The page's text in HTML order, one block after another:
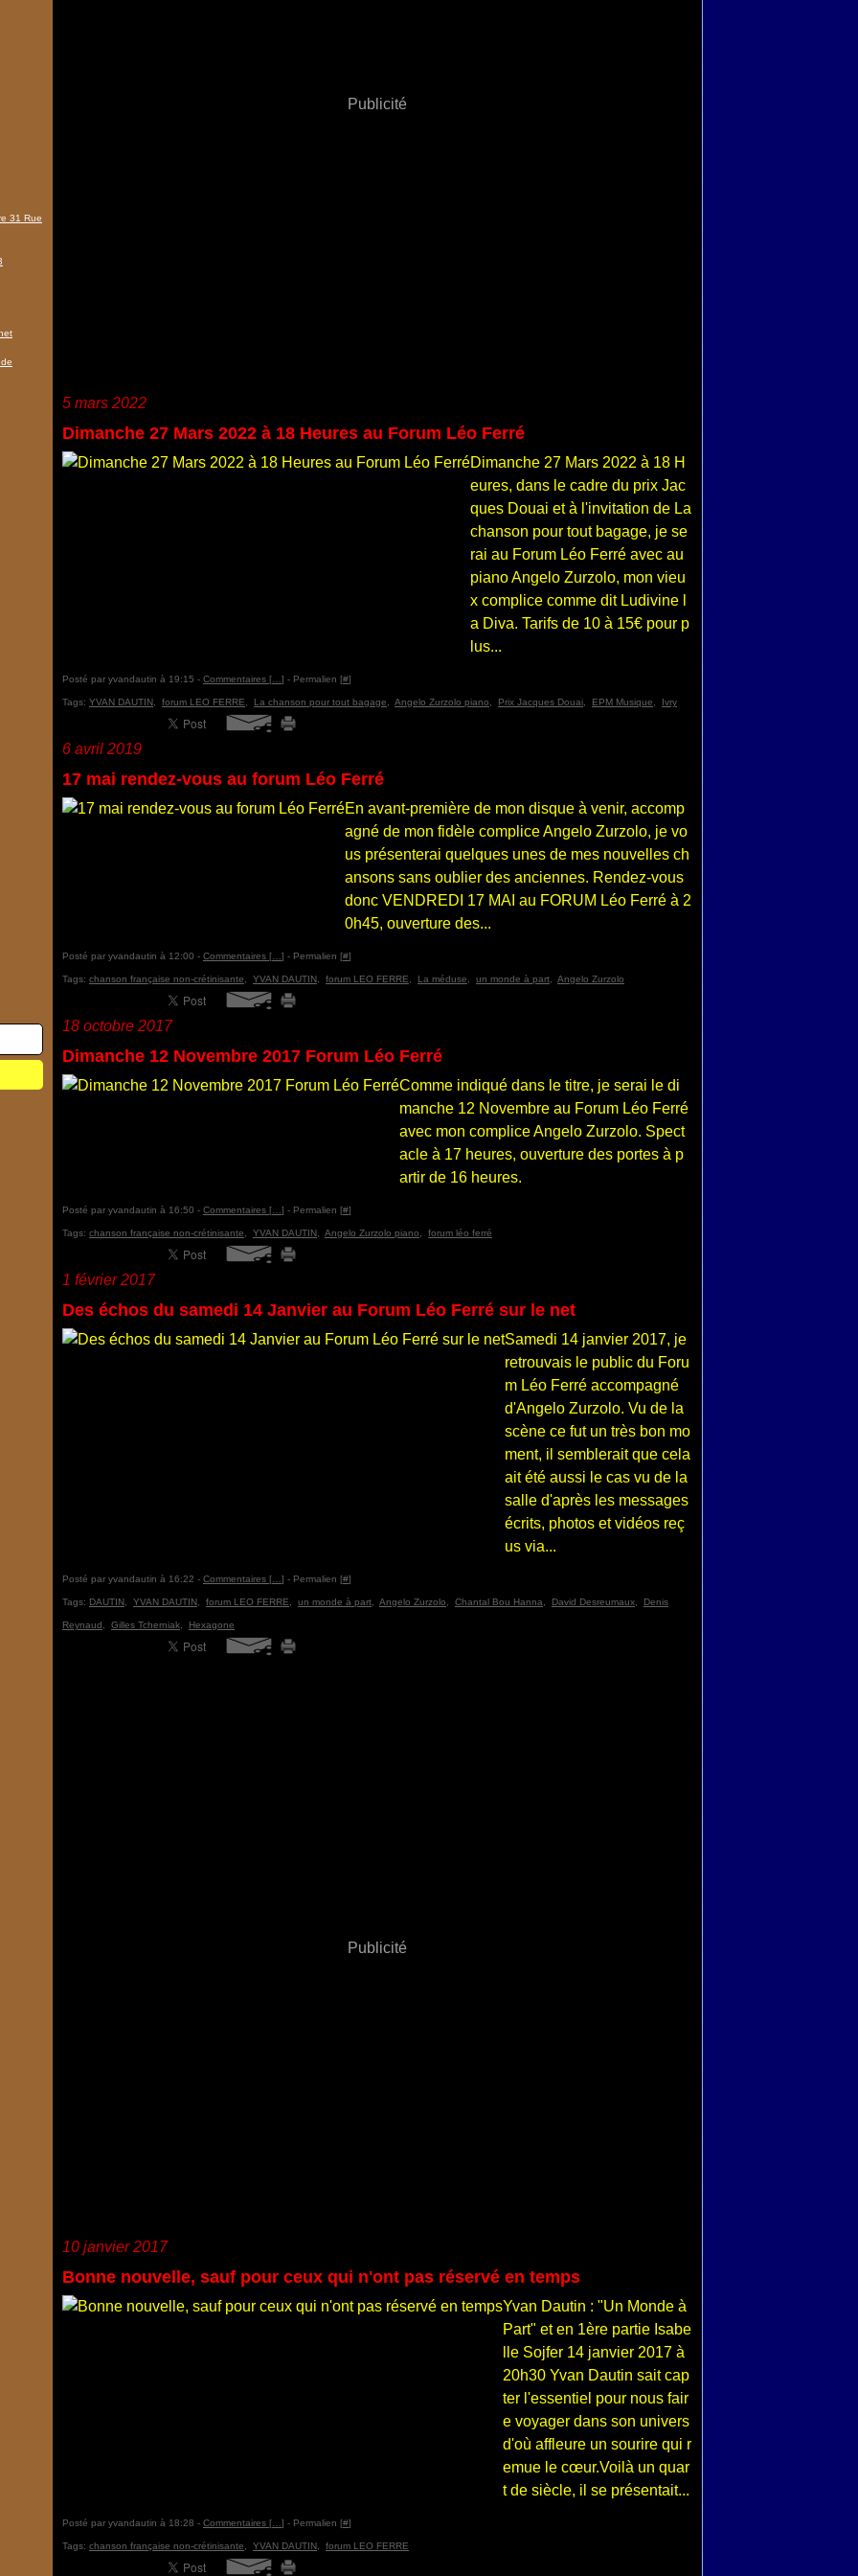
31 Rue
Publicité
5 mars 2022
Dimanche 27 Mars 2022 à 18 Heures au Forum Léo Ferré
Dimanche 27 Mars 2022 à 18 H
eures, dans le cadre du prix Jac
ques Douai et à l'invitation de La
chanson pour tout bagage, je se
rai au Forum Léo Ferré avec au
piano Angelo Zurzolo, mon vieu
x complice comme dit Ludivine l
a Diva. Tarifs de 10 à 15€ pour p
lus...
Posté par yvandautin à 19:15 - Commentaires [ ] - Permalien [#]
Tags: YVAN DAUTIN forum LEO FERRE La chanson pour tout bagage Angelo Zurzolo piano Prix Jacques Douai EPM Musique Ivry
6 avril 2019
17 mai rendez-vous au forum Léo Ferré
En avant-première de mon disque à venir, accomp
agné de mon fidèle complice Angelo Zurzolo, je vo
us présenterai quelques unes de mes nouvelles ch
ansons sans oublier des anciennes. Rendez-vous
donc VENDREDI 17 MAI au FORUM Léo Ferré à 2
0h45, ouverture des...
Posté par yvandautin à 12:00 - Commentaires [ ] - Permalien [#]
Tags: chanson française non-crétinisante YVAN DAUTIN forum LEO FERRE La méduse un monde à part Angelo Zurzolo
18 octobre 2017
Dimanche 12 Novembre 2017 Forum Léo Ferré
Comme indiqué dans le titre, je serai le di
manche 12 Novembre au Forum Léo Ferré
avec mon complice Angelo Zurzolo. Spect
acle à 17 heures, ouverture des portes à p
artir de 16 heures.
Posté par yvandautin à 16:50 - Commentaires [ ] - Permalien [#]
Tags: chanson française non-crétinisante YVAN DAUTIN Angelo Zurzolo piano forum léo ferré
1 février 2017
Des échos du samedi 14 Janvier au Forum Léo Ferré sur le net
Samedi 14 janvier 2017, je
retrouvais le public du Foru
m Léo Ferré accompagné
d'Angelo Zurzolo. Vu de la
scène ce fut un très bon mo
ment, il semblerait que cela
ait été aussi le cas vu de la
salle d'après les messages
écrits, photos et vidéos reç
us via...
Posté par yvandautin à 16:22 - Commentaires [ ] - Permalien [#]
Tags: DAUTIN YVAN DAUTIN forum LEO FERRE un monde à part Angelo Zurzolo Chantal Bou Hanna David Desreumaux Denis
Reynaud Gilles Tcherniak Hexagone
Publicité
10 janvier 2017
Bonne nouvelle, sauf pour ceux qui n'ont pas réservé en temps
Yvan Dautin : "Un Monde à
Part" et en 1ère partie Isabe
lle Sojfer 14 janvier 2017 à
20h30 Yvan Dautin sait cap
ter l'essentiel pour nous fair
e voyager dans son univers
d'où affleure un sourire qui r
emue le cœur.Voilà un quar
t de siècle, il se présentait...
Posté par yvandautin à 18:28 - Commentaires [ ] - Permalien [#]
Tags: chanson française non-crétinisante YVAN DAUTIN forum LEO FERRE